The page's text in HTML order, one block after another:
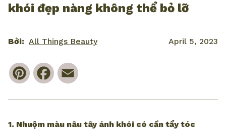
khói đẹp nàng không thể bỏ lỡ
Bởi: All Things Beauty April 5, 2023
PinterestFacebook
1. Nhuộm màu nâu tây ánh khói có cần tẩy tóc